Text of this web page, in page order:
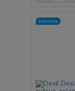
Novinka